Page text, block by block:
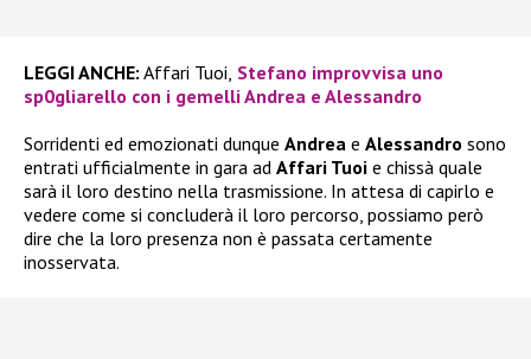
LEGGI ANCHE: Affari Tuoi, Stefano improvvisa uno
sp0gliarello con i gemelli Andrea e Alessandro
Sorridenti ed emozionati dunque Andrea e Alessandro sono
entrati ufficialmente in gara ad Affari Tuoi e chissà quale
sarà il loro destino nella trasmissione. In attesa di capirlo e
vedere come si concluderà il loro percorso, possiamo però
dire che la loro presenza non è passata certamente
inosservata.